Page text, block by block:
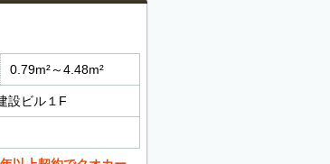
0.79m²～4.48m²
設ビル１F